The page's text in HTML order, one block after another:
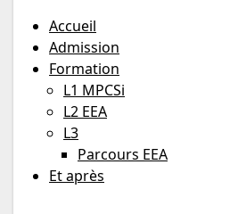
Accueil
Admission
Formation
L1 MPCSi
L2 EEA
L3
Parcours EEA
Et après